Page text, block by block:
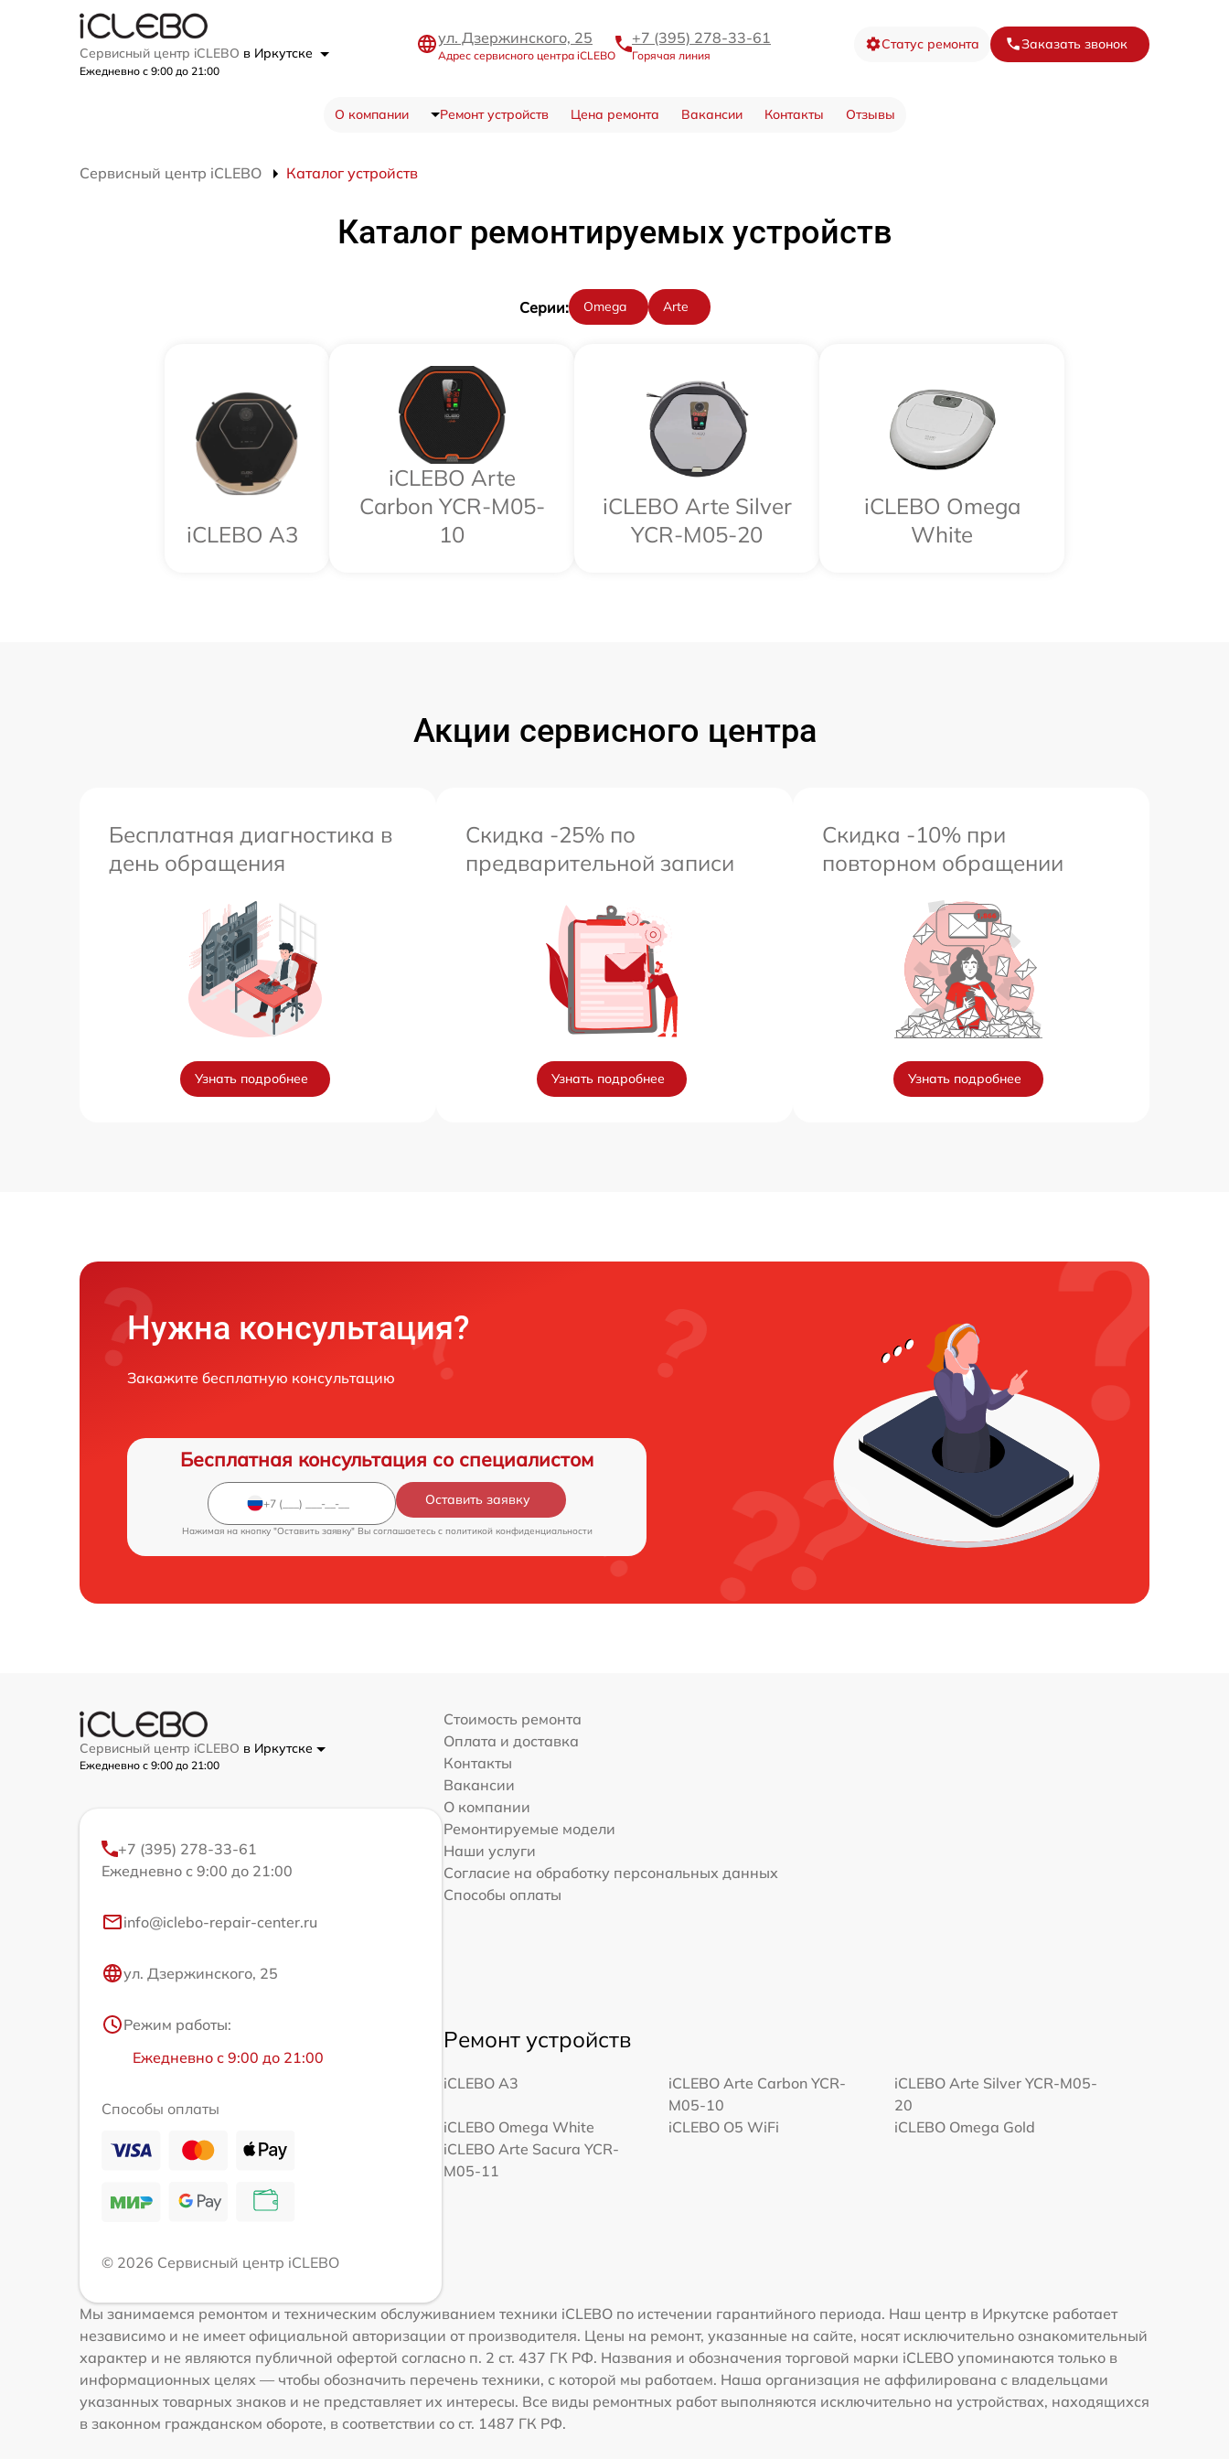
Сервисный центр iCLEBO в Иркутске
Ежедневно с 9:00 до 21:00
ул. Дзержинского, 25
Адрес сервисного центра iCLEBO
+7 (395) 278-33-61
Горячая линия
Статус ремонта Заказать звонок
О компании Ремонт устройств Цена ремонта Вакансии Контакты Отзывы
Сервисный центр iCLEBO Каталог устройств
Каталог ремонтируемых устройств
Cерии: Omega Arte
iCLEBO A3
iCLEBO Arte
Carbon YCR-M05-
10
iCLEBO Arte Silver
YCR-M05-20
iCLEBO Omega
White
Акции сервисного центра
Бесплатная диагностика в
день обращения
Узнать подробнее
Скидка -25% по
предварительной записи
Узнать подробнее
Скидка -10% при
повторном обращении
Узнать подробнее
Нужна консультация?
Закажите бесплатную консультацию
Бесплатная консультация со специалистом
Оставить заявку
Нажимая на кнопку "Оставить заявку" Вы соглашаетесь c политикой конфиденциальности
Сервисный центр iCLEBO в Иркутске
Ежедневно с 9:00 до 21:00
+7 (395) 278-33-61
Ежедневно с 9:00 до 21:00
info@iclebo-repair-center.ru
ул. Дзержинского, 25
Режим работы:
Ежедневно с 9:00 до 21:00
Способы оплаты
© 2026 Сервисный центр iCLEBO
Стоимость ремонта
Оплата и доставка
Контакты
Вакансии
О компании
Ремонтируемые модели
Наши услуги
Согласие на обработку персональных данных
Способы оплаты
Ремонт устройств
iCLEBO A3
iCLEBO Arte Carbon YCR-
M05-10
iCLEBO Arte Silver YCR-M05-
20
iCLEBO Omega White
iCLEBO O5 WiFi
iCLEBO Omega Gold
iCLEBO Arte Sacura YCR-
M05-11
Мы занимаемся ремонтом и техническим обслуживанием техники iCLEBO по истечении гарантийного периода. Наш центр в Иркутске работает
независимо и не имеет официальной авторизации от производителя. Цены на ремонт, указанные на сайте, носят исключительно ознакомительный
характер и не являются публичной офертой согласно п. 2 ст. 437 ГК РФ. Названия и обозначения торговой марки iCLEBO упоминаются только в
информационных целях — чтобы обозначить перечень техники, с которой мы работаем. Наша организация не аффилирована с владельцами
указанных товарных знаков и не представляет их интересы. Все виды ремонтных работ выполняются исключительно на устройствах, находящихся
в законном гражданском обороте, в соответствии со ст. 1487 ГК РФ.